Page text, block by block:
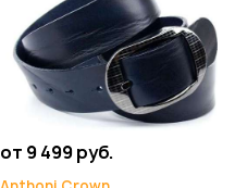
от 9 499 руб.